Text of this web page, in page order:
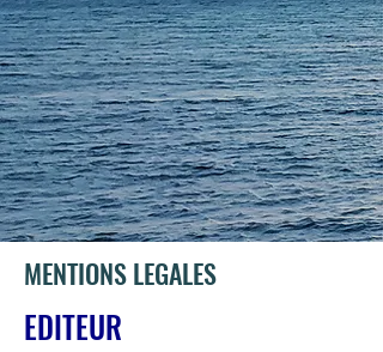
MENTIONS LEGALES
EDITEUR